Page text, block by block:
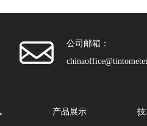
公司邮箱：
产品展示